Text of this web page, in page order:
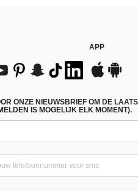
APP
ONZE NIEUWSBRIEF OM DE
IS MOGELIJK ELK MOMENT).